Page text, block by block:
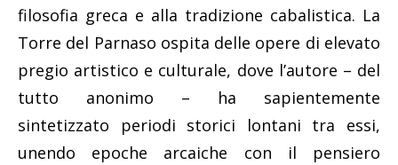
filosofia greca e alla tradizione cabalistica. La
Torre del Parnaso ospita delle opere di elevato
pregio artistico e culturale, dove l’autore – del
tutto anonimo – ha sapientemente
sintetizzato periodi storici lontani tra essi,
unendo epoche arcaiche con il pensiero